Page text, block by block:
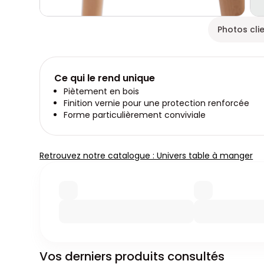
Photos
Ce qui le rend unique
Piètement en bois
Finition vernie pour une protection renforcée
Forme particulièrement conviviale
Retrouvez notre catalogue : Univers table à manger
Vos derniers produits consultés